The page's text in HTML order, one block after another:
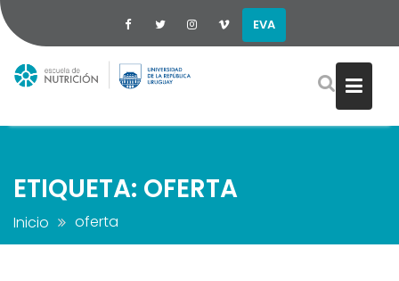
EVA
ETIQUETA: OFERTA
Inicio oferta